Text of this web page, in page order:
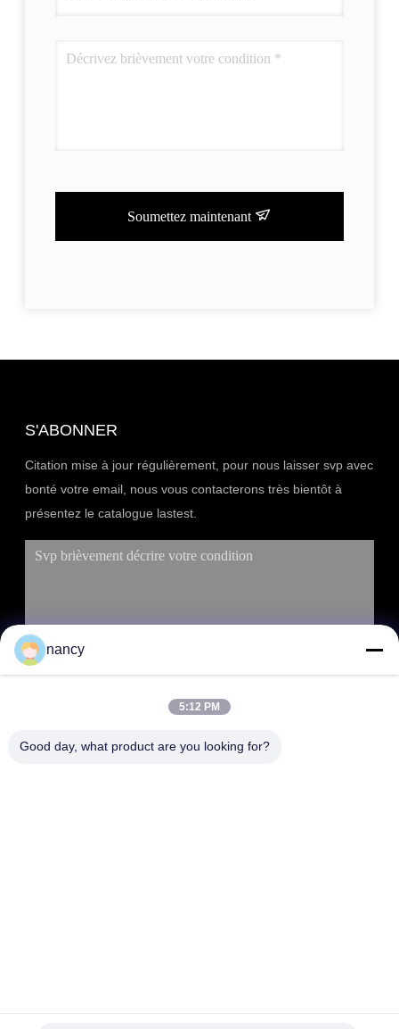
Soumettez maintenant
S'ABONNER
Citation mise à jour régulièrement, pour nous laisser svp avec
bonté votre email, nous vous contacterons très bientôt à
présentez le catalogue lastest.
nancy
5:12 PM
Good day, what product are you looking for?